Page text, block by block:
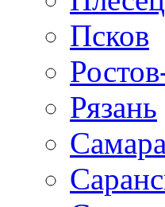
Псков
Рязань
Самара